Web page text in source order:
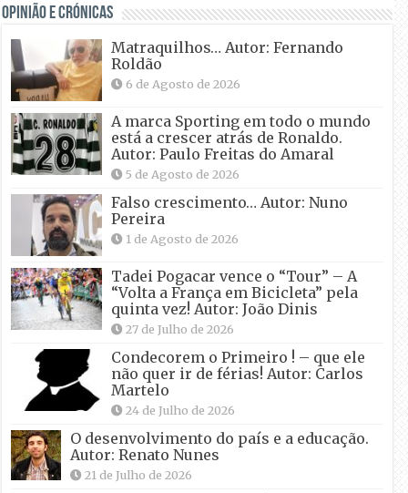
OPINIÃO E CRÓNICAS
Matraquilhos… Autor: Fernando
Roldão
6 de Agosto de 2026
A marca Sporting em todo o mundo
está a crescer atrás de Ronaldo.
Autor: Paulo Freitas do Amaral
5 de Agosto de 2026
Falso crescimento… Autor: Nuno
Pereira
1 de Agosto de 2026
Tadei Pogacar vence o “Tour” – A
“Volta a França em Bicicleta” pela
quinta vez! Autor: João Dinis
27 de Julho de 2026
Condecorem o Primeiro ! – que ele
não quer ir de férias! Autor: Carlos
Martelo
24 de Julho de 2026
O desenvolvimento do país e a educação.
Autor: Renato Nunes
21 de Julho de 2026